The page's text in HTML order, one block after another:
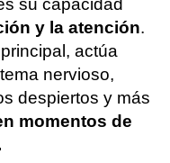
su capacidad
y la atención.
actúa
nervioso,
despiertos y más
momentos de